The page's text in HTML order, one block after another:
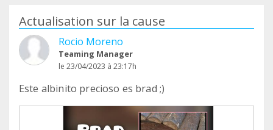
Actualisation sur la cause
Rocio Moreno
Teaming Manager
le 23/04/2023 à 23:17h
Este albinito precioso es brad ;)